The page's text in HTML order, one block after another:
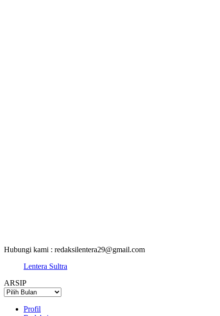
Hubungi kami : redaksilentera29@gmail.com
Lentera Sultra
ARSIP
ARSIP
Profil